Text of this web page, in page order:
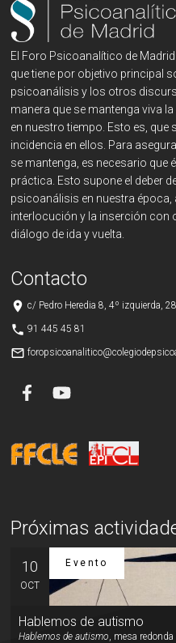
El Foro Psicoanalítico de
que tiene por objetivo principal
psicoanálisis y los otros
manera que se mantenga viva
en nuestro tiempo. Esto es, que
incidencia en ellos. Para
se mantenga, es necesario que
práctica. Esto supone el deber
psicoanálisis en nuestra época,
interlocución y la inserción con
diálogo de ida y vuelta.
Contacto
place c/ Pedro Heredia 8, 4º izquierda,
phone 91 445 45 81
mail_outline
Próximas
10
OCT
Evento
Hablemos de autismo
Hablemos de autismo, mesa